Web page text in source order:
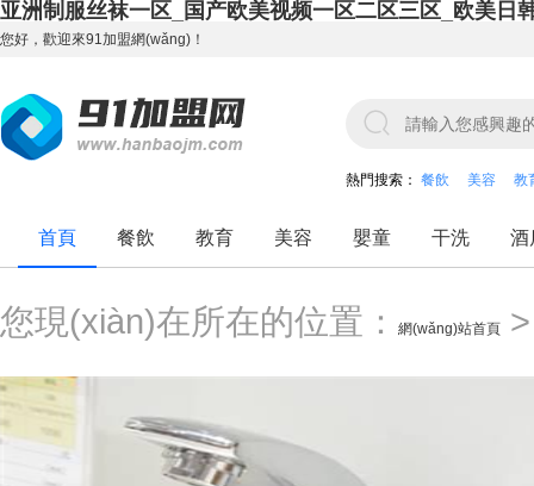
亚洲制服丝袜一区_国产欧美视频一区二区三区_欧美日
您好，歡迎來91加盟網(wǎng)！
熱門搜索： 餐飲 美容 教
首頁 餐飲 教育 美容 嬰童 干洗 酒
您現(xiàn)在所在的位置： 網(wǎng)站首頁